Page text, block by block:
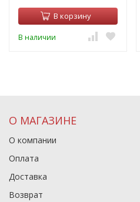
В корзину
В наличии
О МАГАЗИНЕ
О компании
Оплата
Доставка
Возврат